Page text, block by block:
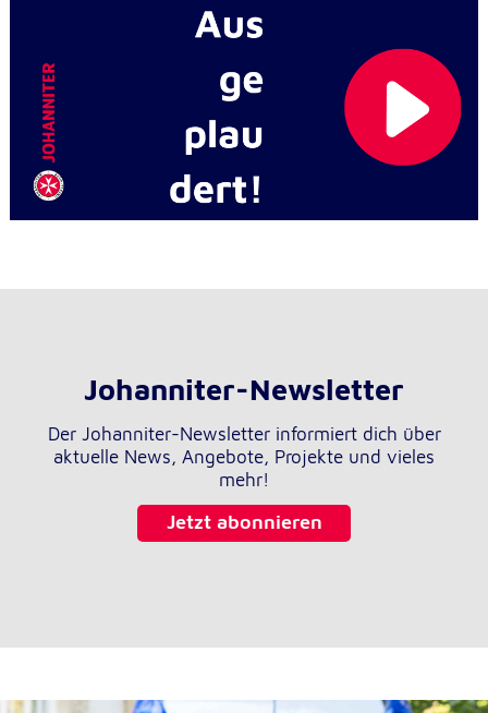
Johanniter-Newsletter
Der Johanniter-Newsletter informiert dich über
aktuelle News, Angebote, Projekte und vieles
mehr!
Jetzt abonnieren